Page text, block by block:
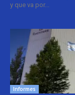
y que va por...
Informes